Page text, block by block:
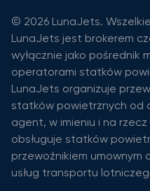
© 2026 LunaJets.
LunaJets jest brokerem
wyłącznie jako pośrednik
operatorami statków
LunaJets organizuje
statków powietrznych od
agent, w imieniu i na
obsługuje statków
przewoźnikiem umownym
usług transportu